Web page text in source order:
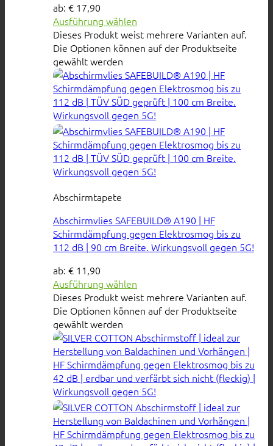
ab: € 17,90
Ausführung wählen
Dieses Produkt weist mehrere Varianten auf.
Die Optionen können auf der Produktseite
gewählt werden
Abschirmtapete
Abschirmvlies SAFEBUILD® A190 | HF
Schirmdämpfung gegen Elektrosmog bis zu
112 dB | 90 cm Breite. Wirkungsvoll gegen 5G!
ab: € 11,90
Ausführung wählen
Dieses Produkt weist mehrere Varianten auf.
Die Optionen können auf der Produktseite
gewählt werden